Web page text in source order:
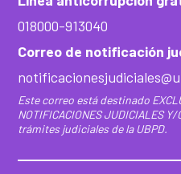
018000-913040
Correo de notificación
Este correo está destinado
NOTIFICACIONES JUDICIALES Y/
trámites judiciales de la UBPD.